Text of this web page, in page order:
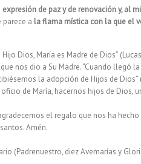
expresión de paz y de renovación y, al
parece a la flama mística con la que el
Hijo Dios, María es Madre de Dios”
nos dio a Su Madre. “Cuando llegó
la adopción de Hijos de
de María, hacernos hijos de Dios,
el regalo que nos ha
Amén.
(Padrenuestro, diez Avemarías y